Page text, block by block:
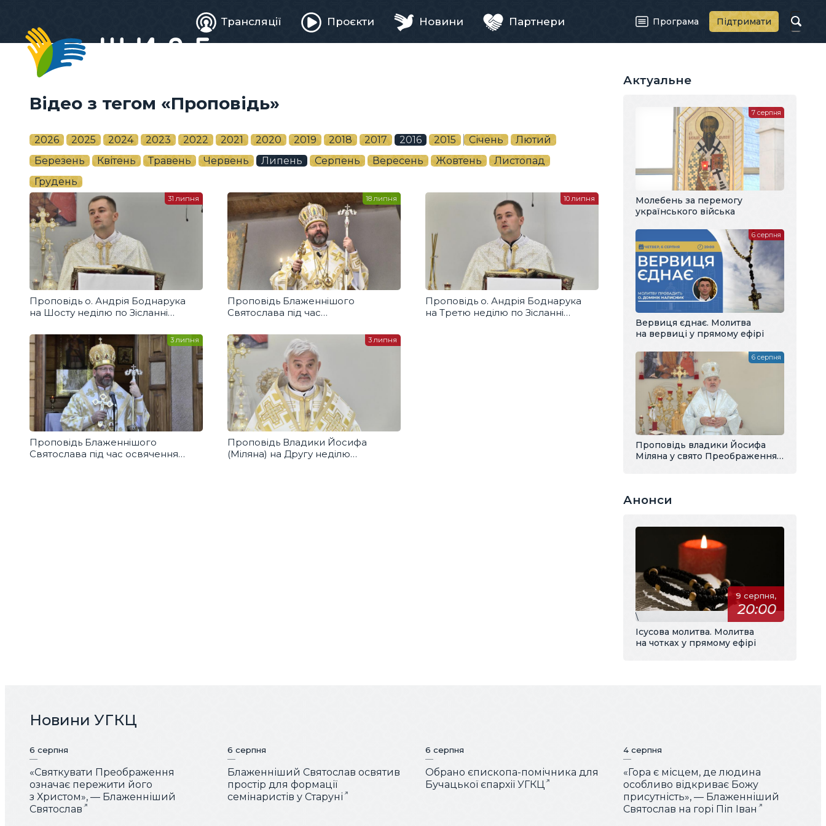
Живе
телебачення
Трансляції Проєкти Новини Партнери Програма Підтримати
Відео з тегом «Проповідь»
2026 2025 2024 2023 2022 2021 2020 2019 2018 2017 2016 2015 Січень
Лютий
Березень
Квітень Травень Червень Липень Серпень Вересень Жовтень
Листопад
Грудень
Проповідь о. Андрія Боднарука
на Шосту неділю по Зісланні
31 липня
Проповідь Блаженнішого
Святослава під час
до Зарваниці
18 липня
Проповідь о. Андрія Боднарука
на Третю неділю по Зісланні
10 липня
Проповідь Блаженнішого
Святослава під час освячення
3 липня
Проповідь Владики Йосифа
(Міляна) на Другу неділю
3 липня
Актуальне
Молебень за перемогу
українського війська
7 серпня
Вервиця єднає. Молитва
на вервиці у прямому ефірі
6 серпня
Проповідь владики Йосифа
Міляна у свято Преображення
6 серпня
Анонси
9 серпня,
20:00
\
Ісусова молитва. Молитва
на чотках у прямому ефірі
Новини УГКЦ
6 серпня
«Святкувати Преображення
означає пережити його
з Христом», — Блаженніший
Святослав
6 серпня
Блаженніший Святослав освятив
простір для формації
семінаристів у Старуні
6 серпня
Обрано єпископа-помічника для
Бучацької єпархії УГКЦ
4 серпня
«Гора є місцем, де людина
особливо відкриває Божу
присутність», — Блаженніший
Святослав на горі Піп Іван